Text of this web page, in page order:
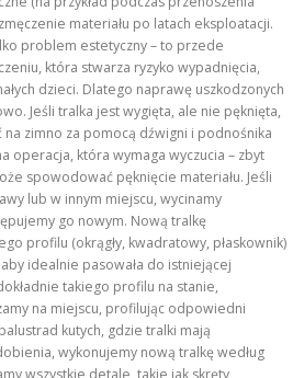
materiału po latach eksploatacji.
problem estetyczny – to przede
która stwarza ryzyko wypadnięcia,
dzieci. Dlatego naprawę uszkodzonych
Jeśli tralka jest wygięta, ale nie pęknięta,
zimno za pomocą dźwigni i podnośnika
operacja, która wymaga wyczucia – zbyt
spowodować pęknięcie materiału. Jeśli
lub w innym miejscu, wycinamy
go nowym. Nową tralkę
profilu (okrągły, kwadratowy, płaskownik)
idealnie pasowała do istniejącej
takiego profilu na stanie,
na miejscu, profilując odpowiedni
kutych, gdzie tralki mają
wykonujemy nową tralkę według